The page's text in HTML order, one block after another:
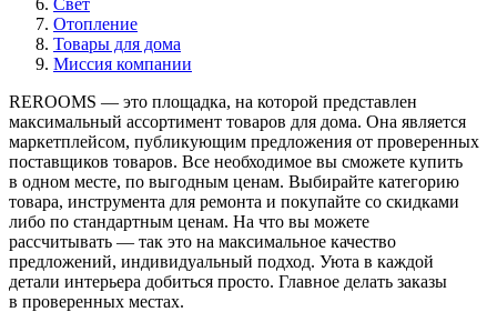
Отопление
Товары для дома
Миссия компании
REROOMS — это площадка, на которой представлен
максимальный ассортимент товаров для дома. Она является
маркетплейсом, публикующим предложения от проверенных
поставщиков товаров. Все необходимое вы сможете купить
в одном месте, по выгодным ценам. Выбирайте категорию
товара, инструмента для ремонта и покупайте со скидками
либо по стандартным ценам. На что вы можете
рассчитывать — так это на максимальное качество
предложений, индивидуальный подход. Уюта в каждой
детали интерьера добиться просто. Главное делать заказы
в проверенных местах.